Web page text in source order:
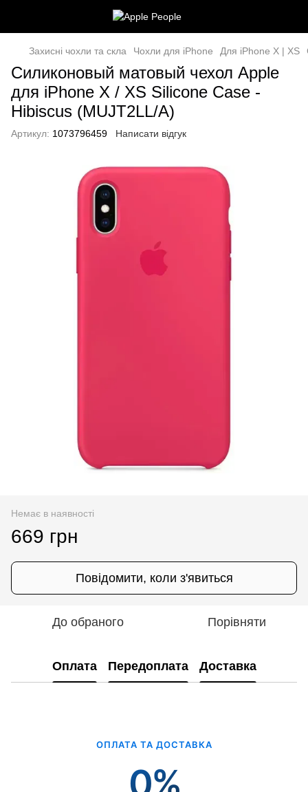
Захисні чохли та скла Чохли для iPhone Для iPhone X | XS
Силиконовый матовый чехол Apple
для iPhone X / XS Silicone Case -
Hibiscus (MUJT2LL/A)
Артикул: 1073796459 Написати відгук
Немає в наявності
669 грн
Повідомити, коли з'явиться
До обраного Порівняти
Оплата Передоплата Доставка
ОПЛАТА ТА ДОСТАВКА